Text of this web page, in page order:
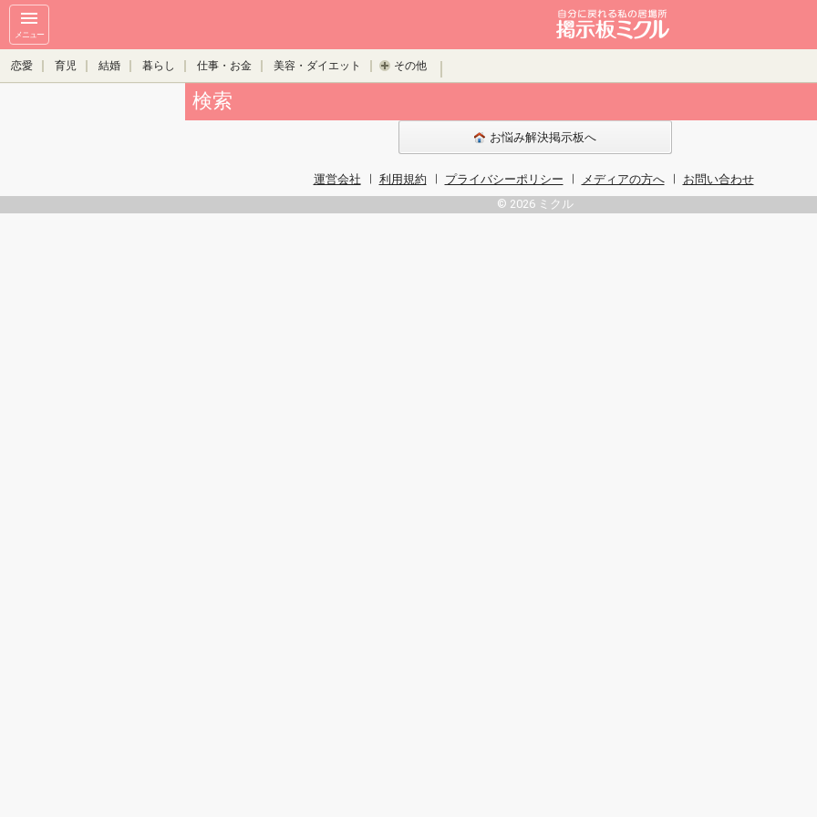
メニュー
恋愛 育児 結婚 暮らし 仕事・お金 美容・ダイエット その他
検索
お悩み解決掲示板へ
運営会社 利用規約 プライバシーポリシー メディアの方へ
お問い合わせ
© 2026 ミクル